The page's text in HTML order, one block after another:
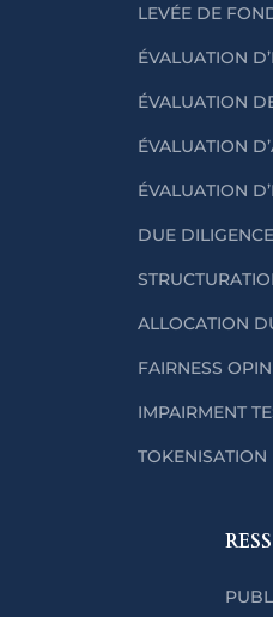
LEVÉE DE
ÉVALUATION
ÉVALUATION
ÉVALUATION
ÉVALUATION
DUE
ALLOCATION
FAIRNESS
IMPAIRMENT
TOKENISATION